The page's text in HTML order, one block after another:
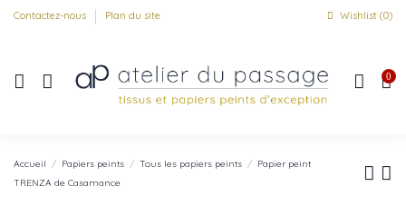
Contactez-nous Plan du site Wishlist (0)
0
Accueil Papiers peints Tous les papiers peints
Papier peint
TRENZA de Casamance